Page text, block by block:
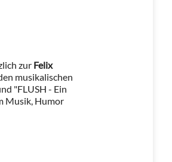
zur Felix
musikalischen
"FLUSH - Ein
Musik, Humor